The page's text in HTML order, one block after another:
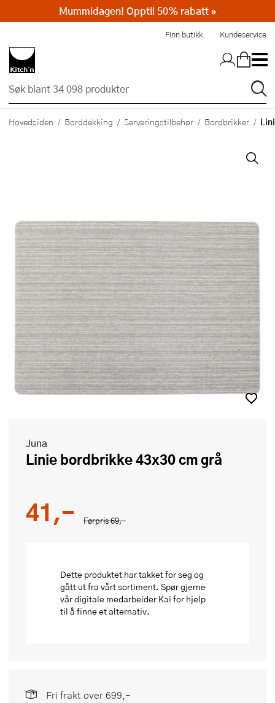
Finn butikk Kundeservice
Hovedsiden Borddekking Serveringstilbehør Bordbrikker
Juna
Linie bordbrikke 43x30 cm grå
Førpris69,-
41,-
Dette produktet har takket for seg og
gått ut fra vårt sortiment. Spør gjerne
vår digitale medarbeider Kai for hjelp
til å finne et alternativ.
Fri frakt over 699,-
Mummidagen! Opptil 50% rabatt »